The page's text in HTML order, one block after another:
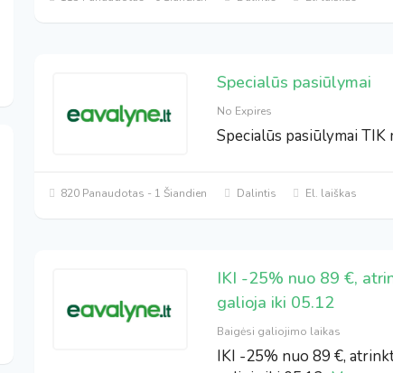
Specialūs pasiūlymai
No Expires
Specialūs pasiūlymai TIK
820 Panaudotas - 1 Šiandien Dalintis El. laiškas
IKI -25% nuo 89 €,
galioja iki 05.12
Baigėsi galiojimo laikas
IKI -25% nuo 89 €,